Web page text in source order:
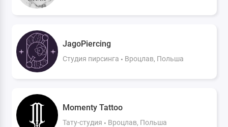
JagoPiercing
Студия пирсинга Вроцлав, Польша
Momenty Tattoo
Тату-студия Вроцлав, Польша